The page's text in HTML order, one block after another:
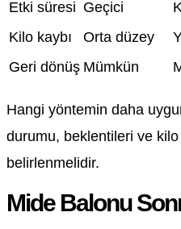
Etki süresi Geçici
Kilo kaybı
Orta düzey
Geri dönüş Mümkün
Hangi yöntemin daha
durumu, beklentileri ve
belirlenmelidir.
Mide Balonu